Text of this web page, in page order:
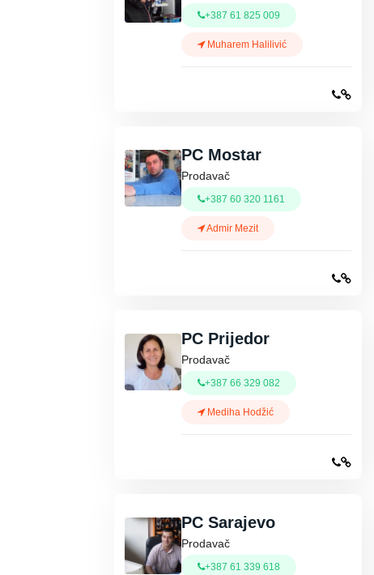
+387 61 825 009
Muharem Halilivić
PC Mostar
Prodavač
+387 60 320 1161
Admir Mezit
PC Prijedor
Prodavač
+387 66 329 082
Mediha Hodžić
PC Sarajevo
Prodavač
+387 61 339 618